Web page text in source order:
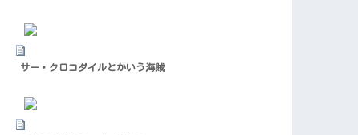
サー・クロコダイルとかいう海賊